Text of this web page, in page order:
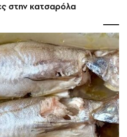
στην κατσαρόλα